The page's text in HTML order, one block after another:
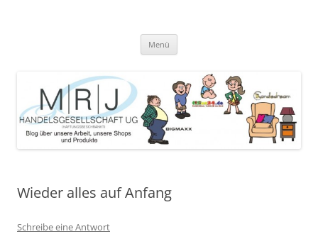
angebotene Produkte
Menü
Wieder alles auf Anfang
Schreibe eine Antwort